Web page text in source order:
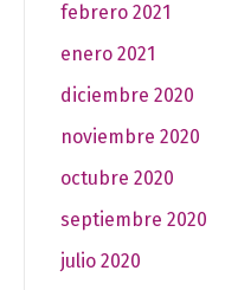
febrero 2021
enero 2021
diciembre 2020
noviembre 2020
octubre 2020
septiembre 2020
julio 2020